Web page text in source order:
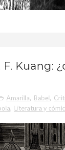
F. Kuang:
Amarilla, Babel,
, Literatura y